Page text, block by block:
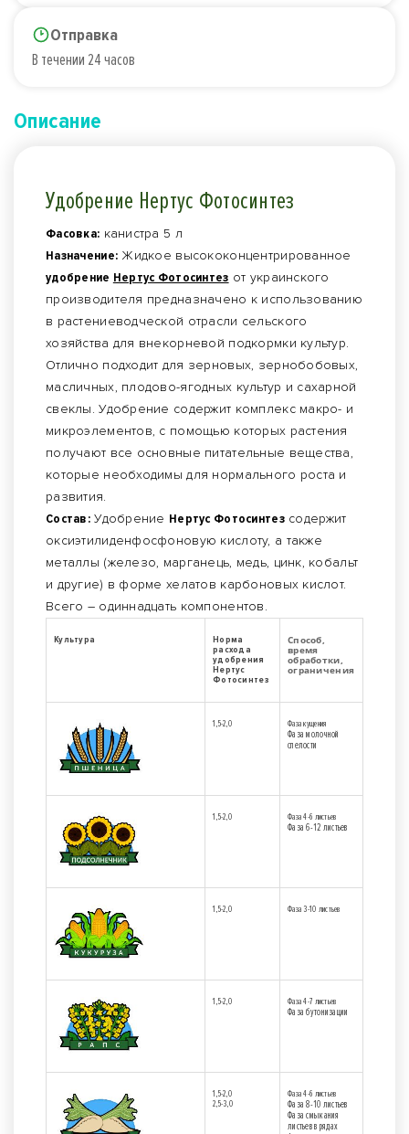
Отправка
В течении 24 часов
Описание
Удобрение Нертус Фотосинтез
Фасовка: канистра 5 л
Назначение: Жидкое высококонцентрированное
удобрение Нертус Фотосинтез от украинского
производителя предназначено к использованию
в растениеводческой отрасли сельского
хозяйства для внекорневой подкормки культур.
Отлично подходит для зерновых, зернобобовых,
масличных, плодово-ягодных культур и сахарной
свеклы. Удобрение содержит комплекс макро- и
микроэлементов, с помощью которых растения
получают все основные питательные вещества,
которые необходимы для нормального роста и
развития.
Состав:Удобрение Нертус Фотосинтезсодержит
оксиэтилиденфосфоновую кислоту, а также
металлы (железо, марганець, медь, цинк, кобальт
и другие) в форме хелатов карбоновых кислот.
Всего – одиннадцать компонентов.
Культура
Норма
расхода
удобрения
Нертус
Фотосинтез
Способ,
время
обработки,
ограничения
1,5-2,0 Фаза кущения
Фаза молочной
спелости
1,5-2,0 Фаза 4-6 листьев
Фаза 6-12 листьев
1,5-2,0 Фаза 3-10 листьев
1,5-2,0 Фаза 4-7 листьев
Фаза бутонизации
1,5-2,0
2,5-3,0
Фаза 4-6 листьев
Фаза 8-10 листьев
Фаза смыкания
листьев в рядах